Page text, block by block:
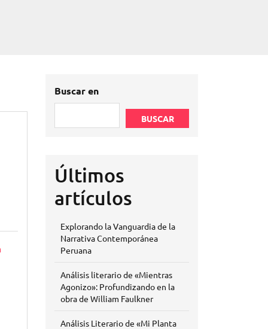
Buscar en
BUSCAR
Últimos
artículos
Explorando la Vanguardia de la
Narrativa Contemporánea
Peruana
Análisis literario de «Mientras
Agonizo»: Profundizando en la
obra de William Faulkner
Análisis Literario de «Mi Planta